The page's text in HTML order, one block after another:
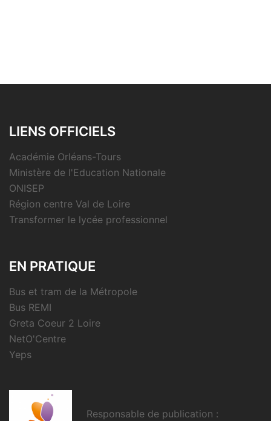
LIENS OFFICIELS
Académie Orléans-Tours
Ministère de l'Education Nationale
ONISEP
Région centre Val de Loire
Transformer le lycée professionnel
EN PRATIQUE
Bus et tram de la Métropole
Bus REMI
Greta Coeur 2 Loire
NetO'Centre
Yeps
Responsable de publication :